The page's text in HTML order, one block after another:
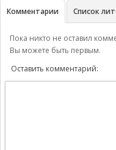
Комментарии Список
Пока никто не оставил
Вы можете быть первым.
Оставить комментарий: